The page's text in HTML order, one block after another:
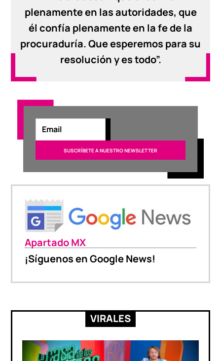
plenamente en las autoridades, que
él confía plenamente en la fe de la
procuraduría. Que esperemos para su
resolución y es todo”.
Apartado MX
¡Síguenos en Google News!
VIRALES